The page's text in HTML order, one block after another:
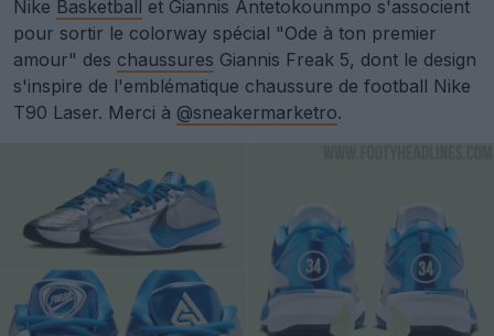
Nike Basketball et Giannis Antetokounmpo s'associent
pour sortir le colorway spécial "Ode à ton premier
amour" des chaussures Giannis Freak 5, dont le design
s'inspire de l'emblématique chaussure de football Nike
T90 Laser. Merci à @sneakermarketro.